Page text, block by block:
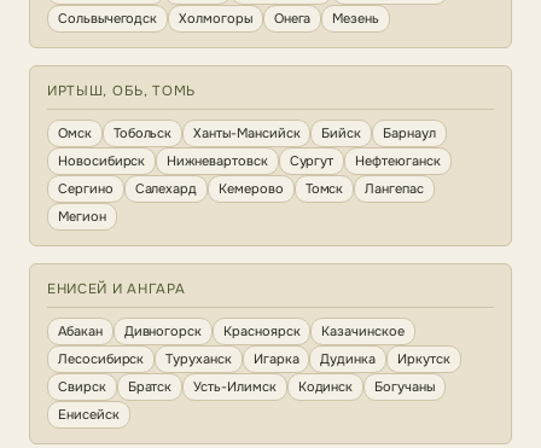
Сольвычегодск
Холмогоры Онега Мезень
ИРТЫШ, ОБЬ, ТОМЬ
Омск Тобольск Ханты-Мансийск Бийск
Барнаул
Новосибирск
Нижневартовск Сургут
Нефтеюганск
Сергино
Салехард Кемерово Томск
Лангепас
Мегион
ЕНИСЕЙ И АНГАРА
Абакан Дивногорск Красноярск
Казачинское
Лесосибирск
Туруханск Игарка Дудинка
Иркутск
Свирск
Братск Усть-Илимск Кодинск
Богучаны
Енисейск